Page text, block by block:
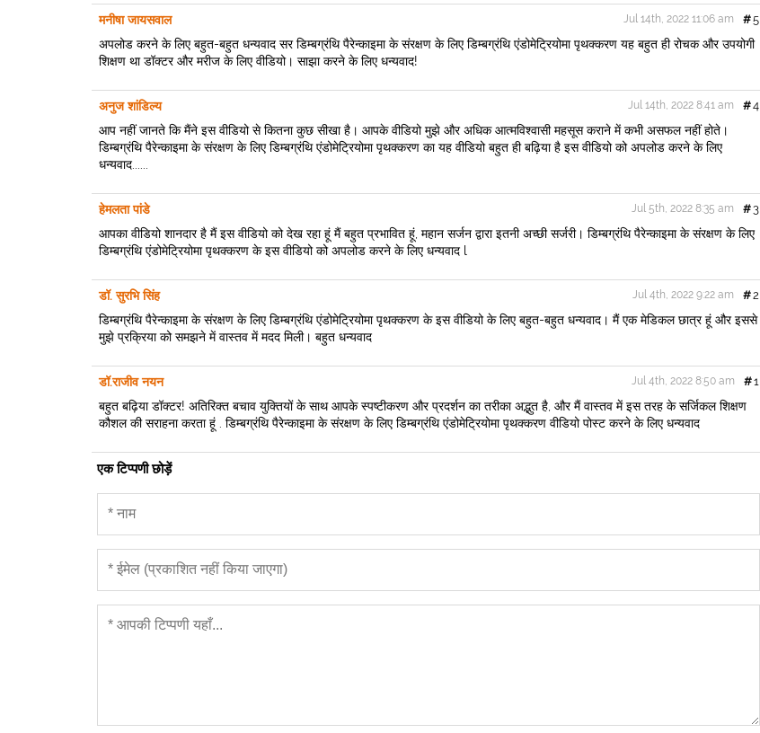
o
o
k
e
r
मनीषा जायसवाल #5
Jul 14th, 2022 11:06 am
अपलोड करने के लिए बहुत-बहुत धन्यवाद सर डिम्बग्रंथि पैरेन्काइमा के संरक्षण के लिए डिम्बग्रंथि एंडोमेट्रियोमा पृथक्करण यह बहुत ही रोचक और उपयोगी
शिक्षण था डॉक्टर और मरीज के लिए वीडियो। साझा करने के लिए धन्यवाद!
अनुज शांडिल्य #4
Jul 14th, 2022 8:41 am
आप नहीं जानते कि मैंने इस वीडियो से कितना कुछ सीखा है। आपके वीडियो मुझे और अधिक आत्मविश्वासी महसूस कराने में कभी असफल नहीं होते।
डिम्बग्रंथि पैरेन्काइमा के संरक्षण के लिए डिम्बग्रंथि एंडोमेट्रियोमा पृथक्करण का यह वीडियो बहुत ही बढ़िया है इस वीडियो को अपलोड करने के लिए
धन्यवाद......
हेमलता पांडे #3
Jul 5th, 2022 8:35 am
आपका वीडियो शानदार है मैं इस वीडियो को देख रहा हूं मैं बहुत प्रभावित हूं, महान सर्जन द्वारा इतनी अच्छी सर्जरी। डिम्बग्रंथि पैरेन्काइमा के संरक्षण के लिए
डिम्बग्रंथि एंडोमेट्रियोमा पृथक्करण के इस वीडियो को अपलोड करने के लिए धन्यवाद l
डॉ. सुरभि सिंह #2
Jul 4th, 2022 9:22 am
डिम्बग्रंथि पैरेन्काइमा के संरक्षण के लिए डिम्बग्रंथि एंडोमेट्रियोमा पृथक्करण के इस वीडियो के लिए बहुत-बहुत धन्यवाद। मैं एक मेडिकल छात्र हूं और इससे
मुझे प्रक्रिया को समझने में वास्तव में मदद मिली। बहुत धन्यवाद
डॉ.राजीव नयन #1
Jul 4th, 2022 8:50 am
बहुत बढ़िया डॉक्टर! अतिरिक्त बचाव युक्तियों के साथ आपके स्पष्टीकरण और प्रदर्शन का तरीका अद्भुत है, और मैं वास्तव में इस तरह के सर्जिकल शिक्षण
कौशल की सराहना करता हूं . डिम्बग्रंथि पैरेन्काइमा के संरक्षण के लिए डिम्बग्रंथि एंडोमेट्रियोमा पृथक्करण वीडियो पोस्ट करने के लिए धन्यवाद
एक टिप्पणी छोड़ें